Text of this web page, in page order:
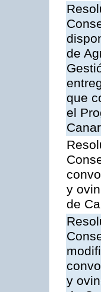
de
que
el
y
de
y